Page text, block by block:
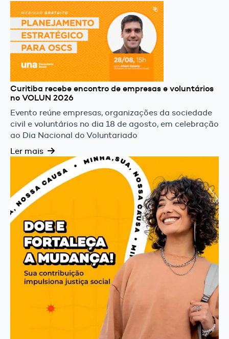
Curitiba recebe encontro de empresas e voluntários
no VOLUN 2026
Evento reúne empresas, organizações da sociedade
civil e voluntários no dia 18 de agosto, em celebração
ao Dia Nacional do Voluntariado
Ler mais